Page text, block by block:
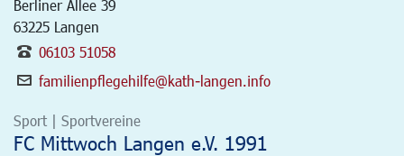
Berliner Allee 39
63225 Langen
06103 51058
familienpflegehilfe@kath-langen.info
Sport | Sportvereine
FC Mittwoch Langen e.V. 1991